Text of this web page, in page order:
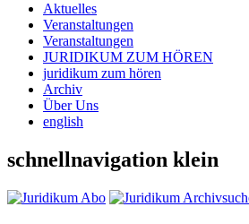
Aktuelles
Veranstaltungen
Veranstaltungen
JURIDIKUM ZUM HÖREN
juridikum zum hören
Archiv
Über Uns
english
schnellnavigation klein